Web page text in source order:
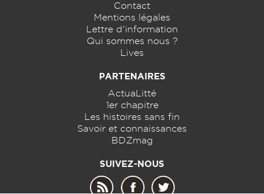
Contact
Mentions légales
Lettre d'information
Qui sommes nous ?
Lives
PARTENAIRES
ActuaLitté
1er chapitre
Les histoires sans fin
Savoir et connaissances
BDZmag
SUIVEZ-NOUS